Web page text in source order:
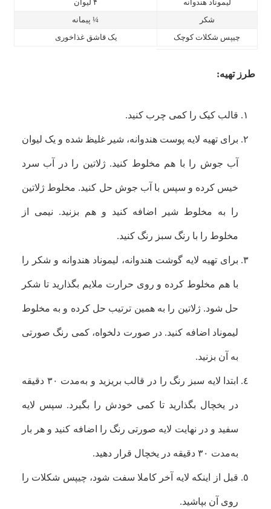
لیموناد هندوانه
۴ لیوان
شکر
¼ پیمانه
چیپس شکلات کوچک
یک قاشق غذاخوری
طرز تهیه:
قالب کیک را کمی چرب کنید.
برای تهیه لایه پوست هندوانه، شیر غلیظ شده و یک لیوان
آب جوش را با هم مخلوط کنید. ژلاتین را در آب سرد
خیس کرده و سپس با آب جوش حل کنید. مخلوط ژلاتین
را به مخلوط شیر اضافه کنید و هم بزنید. نیمی از
مخلوط را با رنگ سبز رنگ کنید.
برای تهیه لایه گوشت هندوانه، لیموناد هندوانه و شکر را
با هم مخلوط کرده و روی حرارت ملایم بگذارید تا شکر
حل شود. ژلاتین را به همین ترتیب حل کرده و به مخلوط
لیموناد اضافه کنید. در صورت دلخواه، کمی رنگ صورتی
به آن بزنید.
ابتدا لایه سبز رنگ را در قالب بریزید و به‌مدت ۳۰ دقیقه
در یخچال بگذارید تا کمی خودش را بگیرد. سپس لایه
سفید و در نهایت لایه صورتی رنگ را اضافه کنید و هر بار
به‌مدت ۳۰ دقیقه در یخچال قرار دهید.
قبل از اینکه لایه آخر کاملا سفت شود، چیپس شکلات را
روی آن بپاشید.